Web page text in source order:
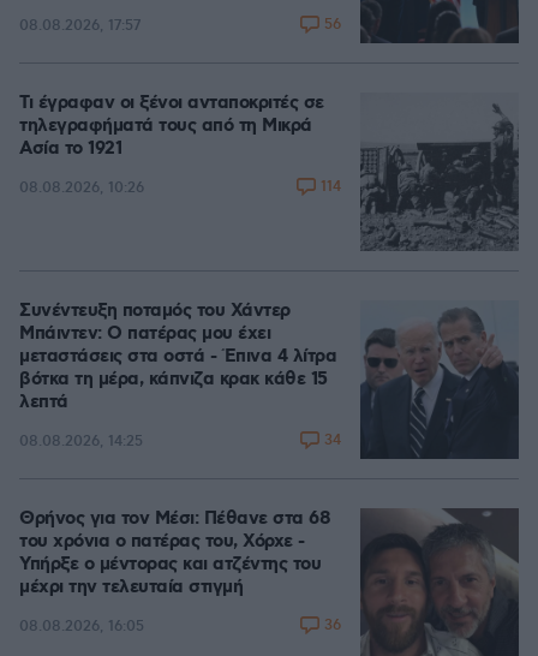
08.08.2026, 17:57 56
Τι έγραφαν οι ξένοι ανταποκριτές σε
τηλεγραφήματά τους από τη Μικρά
Ασία το 1921
08.08.2026, 10:26 114
Συνέντευξη ποταμός του Χάντερ
Μπάιντεν: Ο πατέρας μου έχει
μεταστάσεις στα οστά - Έπινα 4 λίτρα
βότκα τη μέρα, κάπνιζα κρακ κάθε 15
λεπτά
08.08.2026, 14:25 34
Θρήνος για τον Μέσι: Πέθανε στα 68
του χρόνια ο πατέρας του, Χόρχε -
Υπήρξε ο μέντορας και ατζέντης του
μέχρι την τελευταία στιγμή
08.08.2026, 16:05 36